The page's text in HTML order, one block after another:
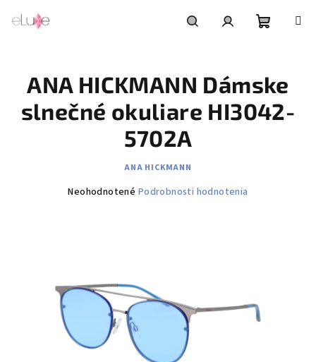
košík
ANA HICKMANN Dámske
slnečné okuliare HI3042-
5702A
ANA HICKMANN
Priemerné
hviezdičiek.
Neohodnotené Podrobnosti hodnotenia